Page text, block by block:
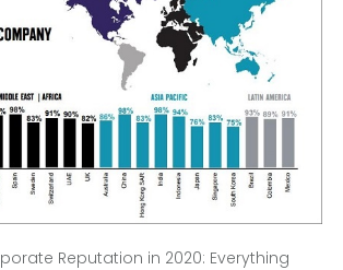
Reputation in 2020: Everything